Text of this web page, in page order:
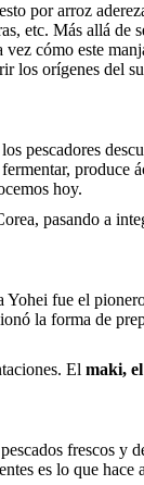
por arroz
etc. Más allá de
vez cómo este
los orígenes del
pescadores
produce
hoy.
pasando a
fue el
la forma de
El maki,
frescos y
es lo que hace